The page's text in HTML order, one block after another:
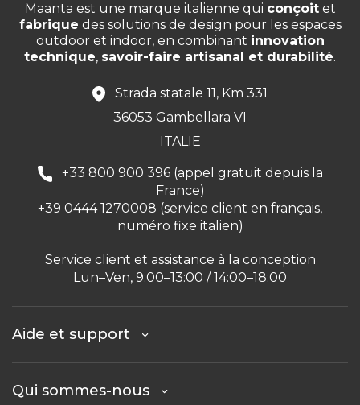
Maanta est une marque italienne qui conçoitet
fabrique des solutions de design pour les espaces
outdoor et indoor, en combinant innovation
technique, savoir-faire artisanal et durabilité.
Strada statale 11, Km 331
36053 Gambellara VI
ITALIE
+33 800 900 396 (appel gratuit depuis la
France)
+39 0444 1270008 (service client en français,
numéro fixe italien)
Service client et assistance à la conception
Lun–Ven, 9:00–13:00 / 14:00–18:00
Aide et support
Qui sommes-nous